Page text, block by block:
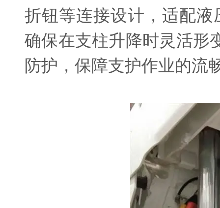
折钮等连接设计，适配
确保在支柱升降时灵活形
防护，保障支护作业的流